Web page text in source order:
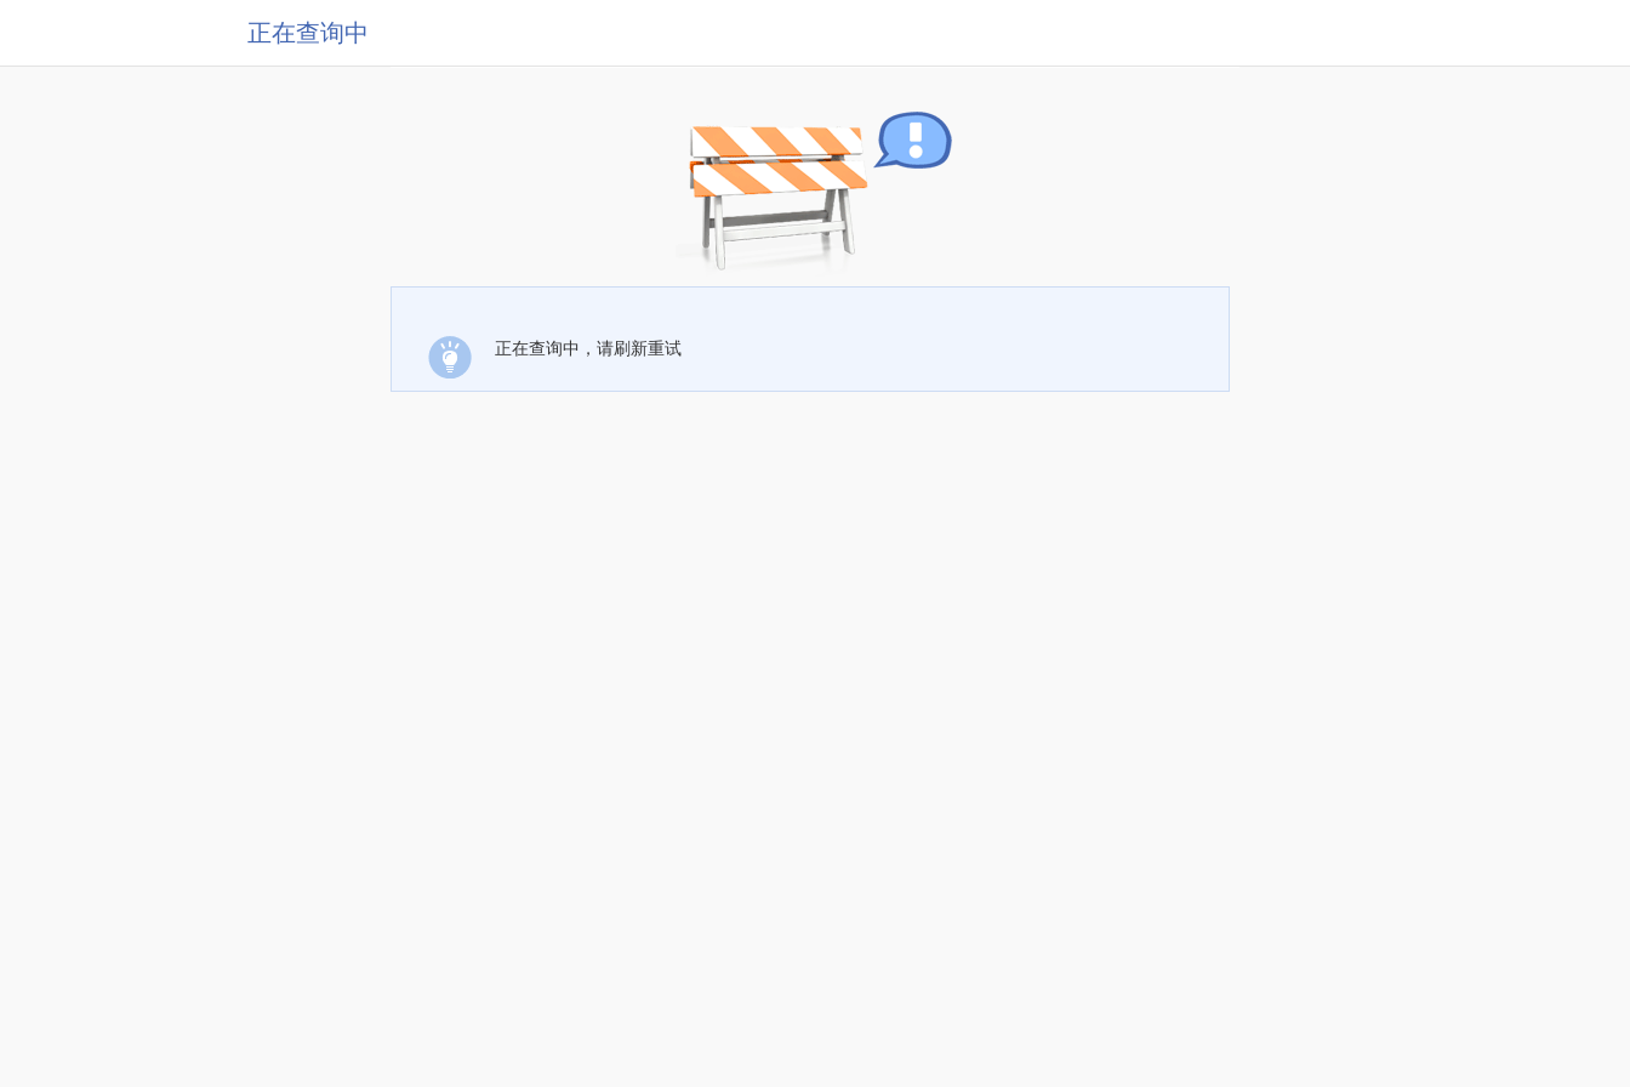
正在查询中
正在查询中，请刷新重试